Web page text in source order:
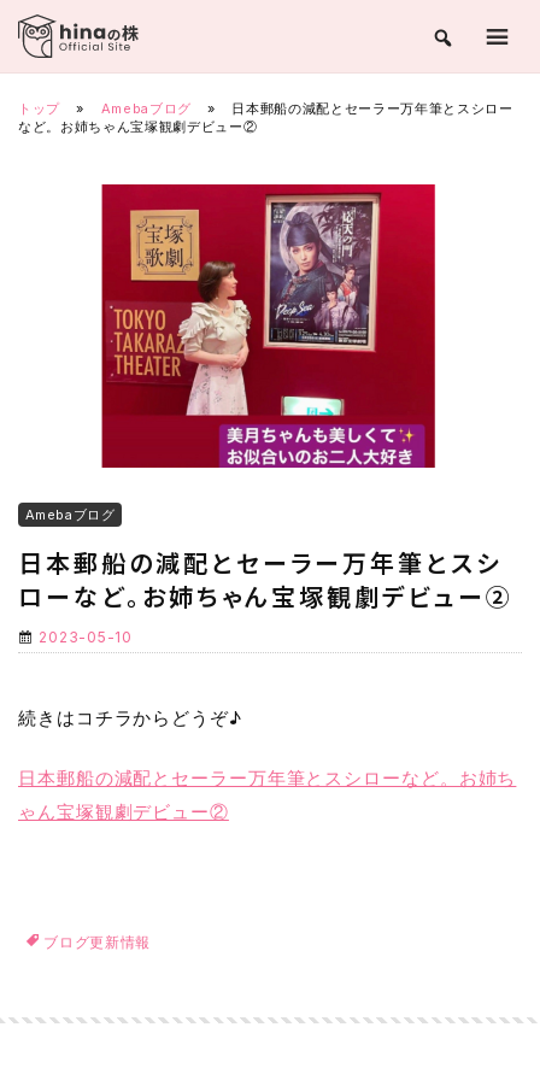
Skip
content
トップ » Amebaブログ »
日本郵船の減配とセーラー万年筆とスシロー
など。お姉ちゃん宝塚観劇デビュー②
Amebaブログ
日本郵船の減配とセーラー万年筆とスシ
ローなど。お姉ちゃん宝塚観劇デビュー②
2023-05-10
続きはコチラからどうぞ♪
日本郵船の減配とセーラー万年筆とスシローなど。お姉ち
ゃん宝塚観劇デビュー②
ブログ更新情報